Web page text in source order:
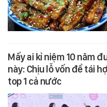
Mấy ai kỉ niệm 10 năm
này: Chịu lỗ vốn để tái
top 1 cả nước